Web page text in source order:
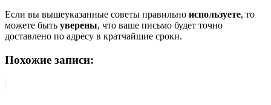
Если вы вышеуказанные советы правильно используете, то
можете быть уверены, что ваше письмо будет точно
доставлено по адресу в кратчайшие сроки.
Похожие записи: